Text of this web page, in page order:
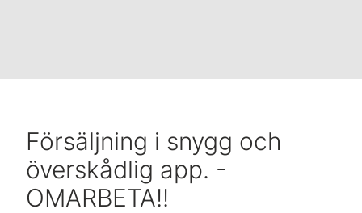
Försäljning i snygg och
överskådlig app. -
OMARBETA!!